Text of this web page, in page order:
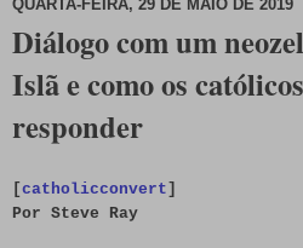
QUARTA-FEIRA, 29 DE MAIO DE 2019
Diálogo com um
Islã e como os
responder
[catholicconvert ]
Por Steve Ray